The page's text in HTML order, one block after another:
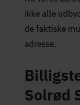
ikke alle
de faktiske
adresse.
Solrød